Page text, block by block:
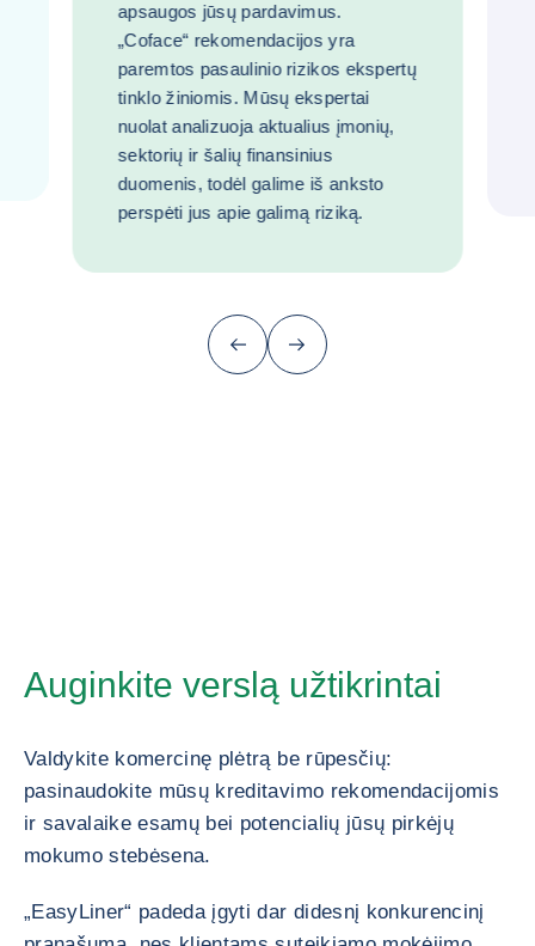
apsaugos jūsų pardavimus.
„Coface“ rekomendacijos yra
paremtos pasaulinio rizikos ekspertų
tinklo žiniomis. Mūsų ekspertai
nuolat analizuoja aktualius įmonių,
sektorių ir šalių finansinius
duomenis, todėl galime iš anksto
perspėti jus apie galimą riziką.
Ankstesnis (grįžti prie paskutinio
Kitas
Auginkite verslą užtikrintai
Valdykite komercinę plėtrą be rūpesčių:
pasinaudokite mūsų kreditavimo rekomendacijomis
ir savalaike esamų bei potencialių jūsų pirkėjų
mokumo stebėsena.
„EasyLiner“ padeda įgyti dar didesnį konkurencinį